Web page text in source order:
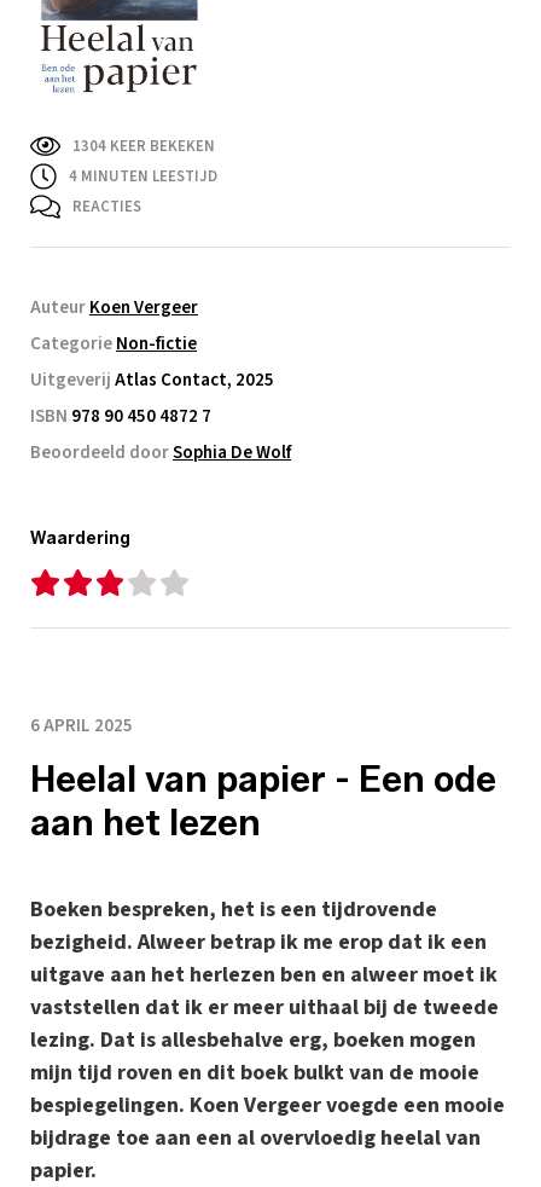
1304 KEER BEKEKEN
4 MINUTEN LEESTIJD
REACTIES
AuteurKoen Vergeer
CategorieNon-fictie
UitgeverijAtlas Contact, 2025
ISBN 978 90 450 4872 7
Beoordeeld doorSophia De Wolf
Waardering
6 APRIL 2025
Heelal van papier - Een ode
aan het lezen
Boeken bespreken, het is een tijdrovende
bezigheid. Alweer betrap ik me erop dat ik een
uitgave aan het herlezen ben en alweer moet ik
vaststellen dat ik er meer uithaal bij de tweede
lezing. Dat is allesbehalve erg, boeken mogen
mijn tijd roven en dit boek bulkt van de mooie
bespiegelingen. Koen Vergeer voegde een mooie
bijdrage toe aan een al overvloedig heelal van
papier.